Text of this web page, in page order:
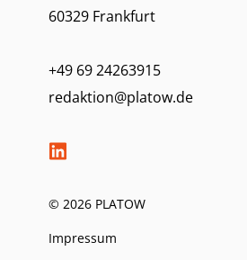
60329 Frankfurt
+49 69 24263915
redaktion@platow.de
© 2026 PLATOW
Impressum